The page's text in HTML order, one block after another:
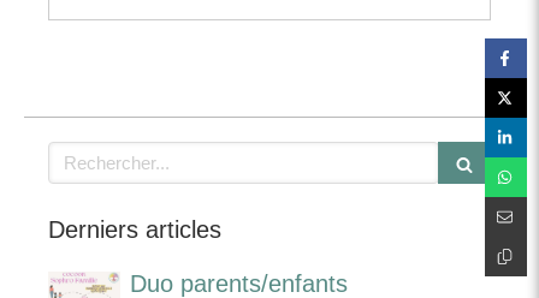
Rechercher
Derniers articles
Duo parents/enfants